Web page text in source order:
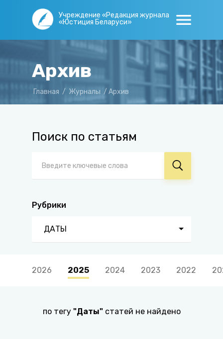
Учреждение «Редакция журнала
«Юстиция Беларуси»
Архив
Главная / Журналы / Архив
Поиск по статьям
Рубрики
ДАТЫ
2026 2025 2024 2023 2022
по тегу "Даты"статей не найдено